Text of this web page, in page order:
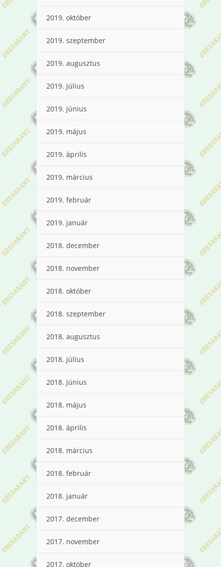
2019. október
2019. szeptember
2019. augusztus
2019. július
2019. június
2019. május
2019. április
2019. március
2019. február
2019. január
2018. december
2018. november
2018. október
2018. szeptember
2018. augusztus
2018. július
2018. június
2018. május
2018. április
2018. március
2018. február
2018. január
2017. december
2017. november
2017. október